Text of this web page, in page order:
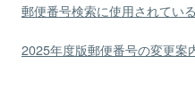
郵便番号検索に使用されてい
2025年度版郵便番号の変更案